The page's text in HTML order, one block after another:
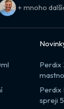
+ mnoho
Perdix
Perdix
spreji